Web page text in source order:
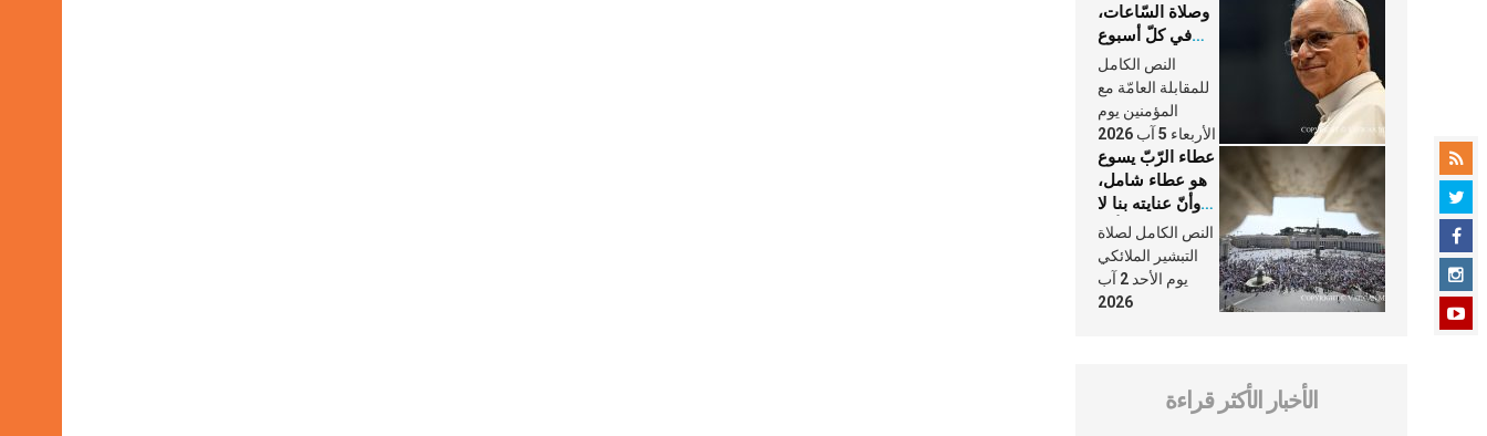
وصلاة السّاعات،
في كلّ أسبوع
وكلّ يوم، هما
النَّفَس في حياة
الكنيسة
النص الكامل
للمقابلة العامّة مع
المؤمنين يوم
الأربعاء 5 آب 2026
عطاء الرّبّ يسوع
هو عطاء شامل،
وأنّ عنايته بنا لا
تغيب عنّا أبدًا
النص الكامل لصلاة
التبشير الملائكي
يوم الأحد 2 آب
2026
الأخبار الأكثر قراءة